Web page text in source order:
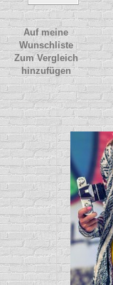
Auf meine
Wunschliste
Zum Vergleich
hinzufügen